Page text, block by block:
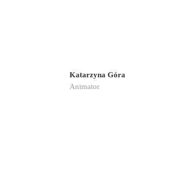
Katarzyna Góra
Animator